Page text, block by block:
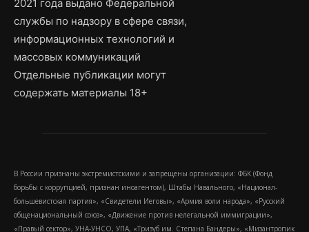
2021 года выдано Федеральной
службы по надзору в сфере связи,
информационных технологий и
массовых коммуникаций
Отдельные публикации могут
содержать материалы 18+
В России признаны экстремистскими и запрещены организации: ФБК (Фонд
борьбы с коррупцией, признан иноагентом), Штабы Навального, «Национал-
большевистская партия», «Свидетели Иеговы», «Армия воли народа», «Русский
общенациональный союз», «Движение против нелегальной иммиграции»,
«Правый сектор», УНА-УНСО, УПА, «Тризуб им. Степана Бандеры», «Мизантропик